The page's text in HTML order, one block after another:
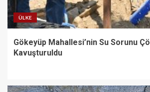
ÜLKE
Gökeyüp Mahallesi’nin Su Sorunu
Kavuşturuldu